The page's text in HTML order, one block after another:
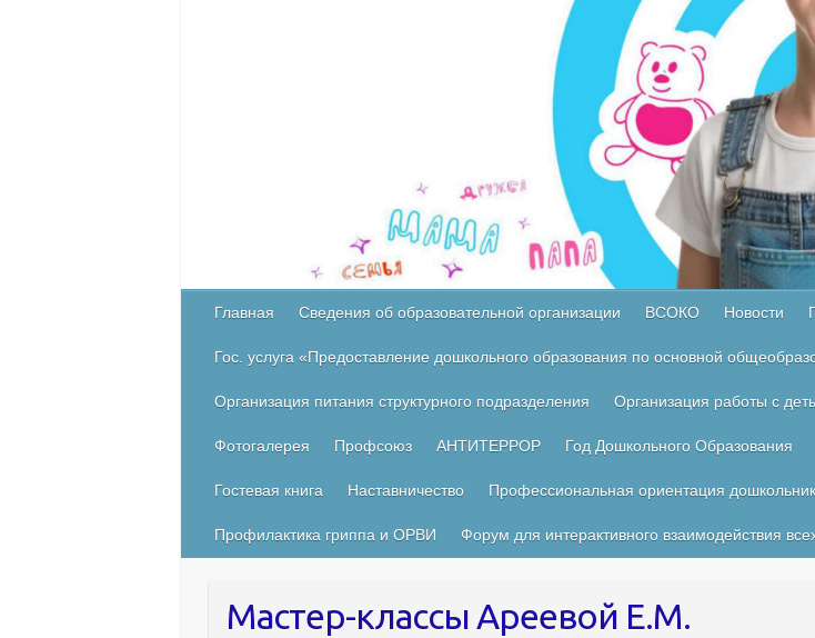
Главная Сведения об образовательной организации ВСОКО Новости
Гос. услуга «Предоставление дошкольного образования по основной
Организация питания структурного подразделения Организация работы с
Фотогалерея Профсоюз АНТИТЕРРОР Год Дошкольного Образования
Гостевая книга Наставничество Профессиональная ориентация
Профилактика гриппа и ОРВИ Форум для интерактивного взаимодействия
Мастер-классы Ареевой Е.М.